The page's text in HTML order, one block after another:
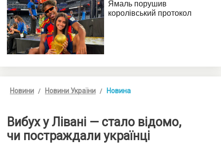
Новини Новини України Новина
Вибух у Лівані — стало відомо,
чи постраждали українці